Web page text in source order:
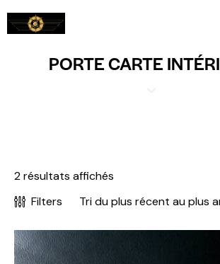
PORTE CARTE
2 résultats affichés
Filters